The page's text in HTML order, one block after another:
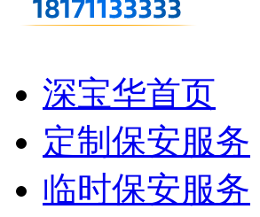
深宝华首页
定制保安服务
临时保安服务